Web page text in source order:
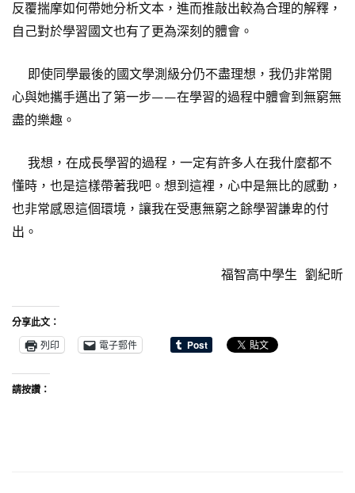
反覆揣摩如何帶她分析文本，進而推敲出較為合理的解釋，
自己對於學習國文也有了更為深刻的體會。
即使同學最後的國文學測級分仍不盡理想，我仍非常開
心與她攜手邁出了第一步——在學習的過程中體會到無窮無
盡的樂趣。
我想，在成長學習的過程，一定有許多人在我什麼都不
懂時，也是這樣帶著我吧。想到這裡，心中是無比的感動，
也非常感恩這個環境，讓我在受惠無窮之餘學習謙卑的付
出。
福智高中學生 劉紀昕
分享此文：
列印
電子郵件
請按讚：